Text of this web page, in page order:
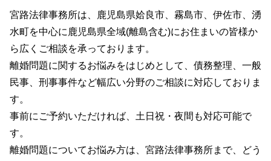
宮路法律事務所は、鹿児島県姶良市、霧島市、伊佐市、湧
水町を中心に鹿児島県全域(離島含む)にお住まいの皆様か
ら広くご相談を承っております。
離婚問題に関するお悩みをはじめとして、債務整理、一般
民事、刑事事件など幅広い分野のご相談に対応しておりま
す。
事前にご予約いただければ、土日祝・夜間も対応可能で
す。
離婚問題についてお悩み方は、宮路法律事務所まで、どう